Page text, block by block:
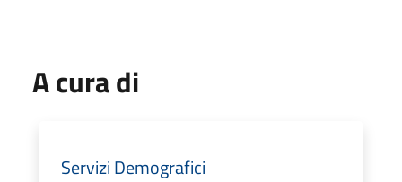
A cura di
Servizi Demografici